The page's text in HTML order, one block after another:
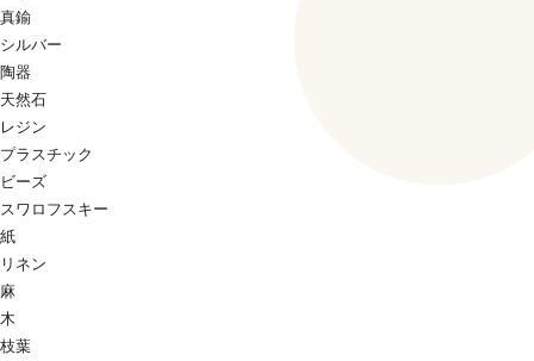
真鍮
シルバー
陶器
天然石
レジン
プラスチック
ビーズ
スワロフスキー
紙
リネン
麻
木
枝葉